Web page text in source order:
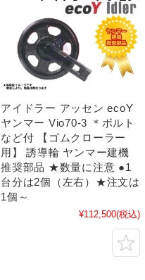
アイドラー アッセン ecoY
ヤンマー Vio70-3 ＊ボルト
など付 【ゴムクローラー
用】 誘導輪 ヤンマー建機
推奨部品 ★数量に注意 ●1
台分は2個（左右）★注文は
1個～
¥112,500(税込)